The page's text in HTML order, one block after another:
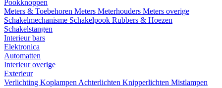
Pookknoppen
Meters & Toebehoren Meters Meterhouders Meters overige
Schakelmechanisme Schakelpook Rubbers & Hoezen
Schakelstangen
Interieur bars
Elektronica
Automatten
Interieur overige
Exterieur
Verlichting Koplampen Achterlichten Knipperlichten Mistlampen